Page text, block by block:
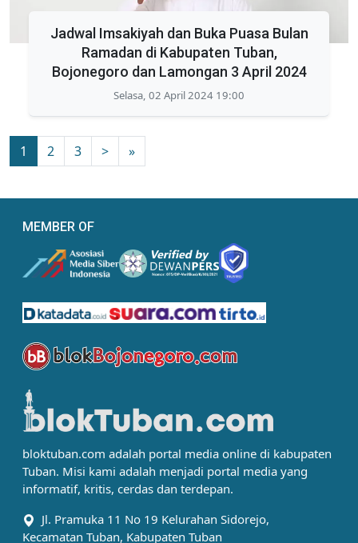
Jadwal Imsakiyah dan Buka Puasa Bulan
Ramadan di Kabupaten Tuban,
Bojonegoro dan Lamongan 3 April 2024
Selasa, 02 April 2024 19:00
1 2 3 > »
MEMBER OF
bloktuban.com adalah portal media online di kabupaten
Tuban. Misi kami adalah menjadi portal media yang
informatif, kritis, cerdas dan terdepan.
Jl. Pramuka 11 No 19 Kelurahan Sidorejo,
Kecamatan Tuban, Kabupaten Tuban